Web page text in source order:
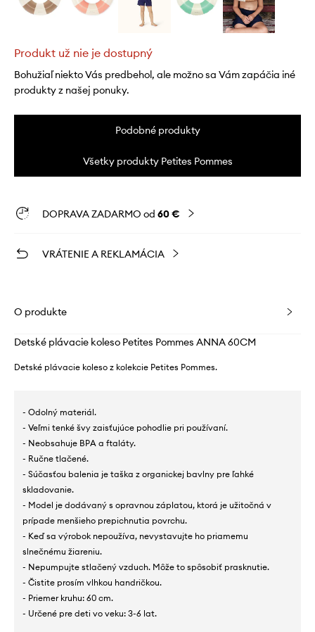
Produkt už nie je dostupný
Bohužiaľ niekto Vás predbehol, ale možno sa Vám zapáčia iné
produkty z našej ponuky.
Podobné produkty
Všetky produkty Petites Pommes
DOPRAVA ZADARMO od 60 €
VRÁTENIE A REKLAMÁCIA
O produkte
Detské plávacie koleso Petites Pommes ANNA 60CM
Detské plávacie koleso z kolekcie Petites Pommes.
- Odolný materiál.
- Veľmi tenké švy zaisťujúce pohodlie pri používaní.
- Neobsahuje BPA a ftaláty.
- Ručne tlačené.
- Súčasťou balenia je taška z organickej bavlny pre ľahké
skladovanie.
- Model je dodávaný s opravnou záplatou, ktorá je užitočná v
prípade menšieho prepichnutia povrchu.
- Keď sa výrobok nepoužíva, nevystavujte ho priamemu
slnečnému žiareniu.
- Nepumpujte stlačený vzduch. Môže to spôsobiť prasknutie.
- Čistite prosím vlhkou handričkou.
- Priemer kruhu: 60 cm.
- Určené pre deti vo veku: 3-6 lat.